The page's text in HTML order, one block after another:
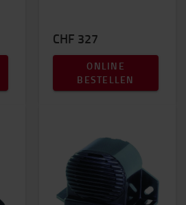
CHF 327
ONLINE
BESTELLEN